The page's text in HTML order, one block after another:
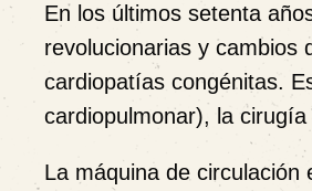
En los últimos setenta
revolucionarias y cambios
cardiopatías congénitas.
cardiopulmonar), la
La máquina de circulación